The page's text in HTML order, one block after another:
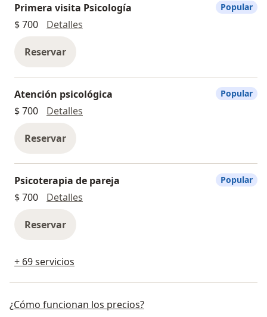
Primera visita Psicología
$ 700
Detalles
Reservar
Popular
Atención psicológica
$ 700
Detalles
Reservar
Popular
Psicoterapia de pareja
$ 700
Detalles
Reservar
Popular
+ 69 servicios
¿Cómo funcionan los precios?